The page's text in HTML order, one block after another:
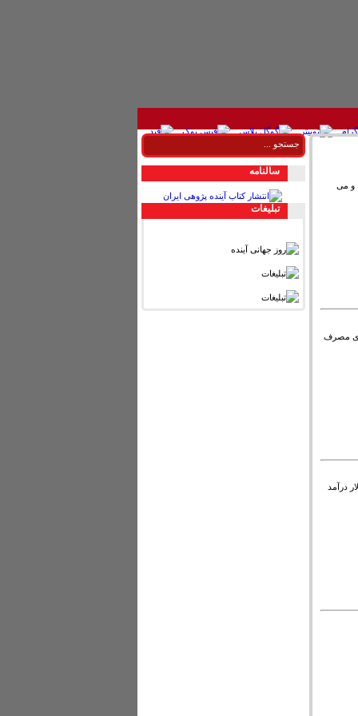
ارتفاع داشته و می
مصرف
کرده‌ایم و تنها ۳۰ میلیارد دلار درآمد
سالنامه
تبليغات